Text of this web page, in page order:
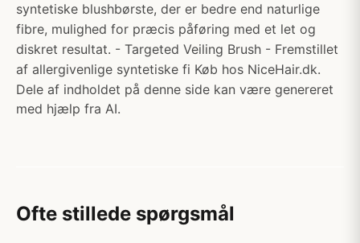
syntetiske blushbørste, der er bedre end naturlige
fibre, mulighed for præcis påføring med et let og
diskret resultat. - Targeted Veiling Brush - Fremstillet
af allergivenlige syntetiske fi Køb hos NiceHair.dk.
Dele af indholdet på denne side kan være genereret
med hjælp fra AI.
Ofte stillede spørgsmål